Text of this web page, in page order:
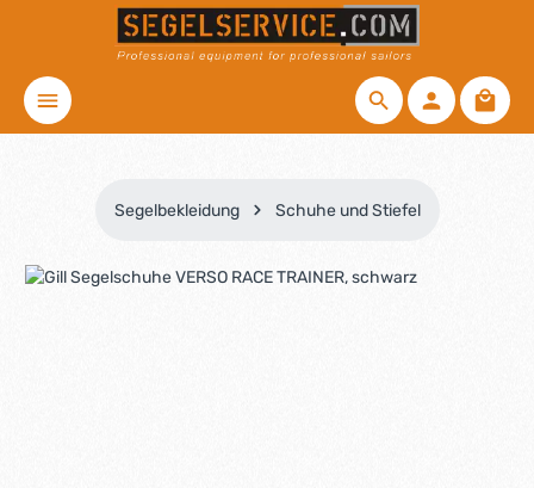
Zum Hauptinhalt springen
Segelbekleidung Schuhe und Stiefel
Bildergalerie überspringen